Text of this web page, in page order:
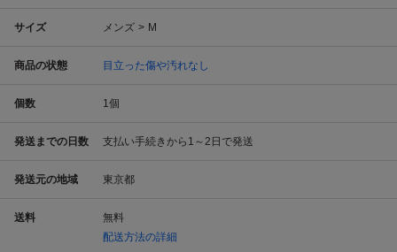
サイズ メンズ M
商品の状態 目立った傷や汚れなし
個数 1個
発送までの日数 支払い手続きから1～2日で発送
発送元の地域 東京都
送料
無料
配送方法の詳細